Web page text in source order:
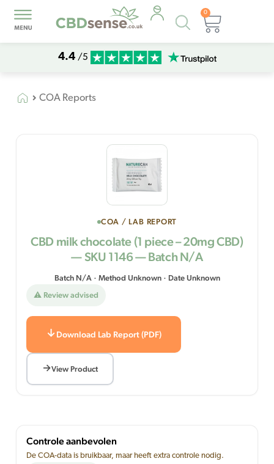
Products
search
0
Basket
4.4 /5
COA Reports
COA / LAB REPORT
CBD milk chocolate (1 piece – 20mg CBD)
— SKU 1146 — Batch N/A
Batch N/A · Method Unknown · Date Unknown
⚠ Review advised
Download Lab Report (PDF)
View Product
Controle aanbevolen
De COA-data is bruikbaar, maar heeft extra controle nodig.